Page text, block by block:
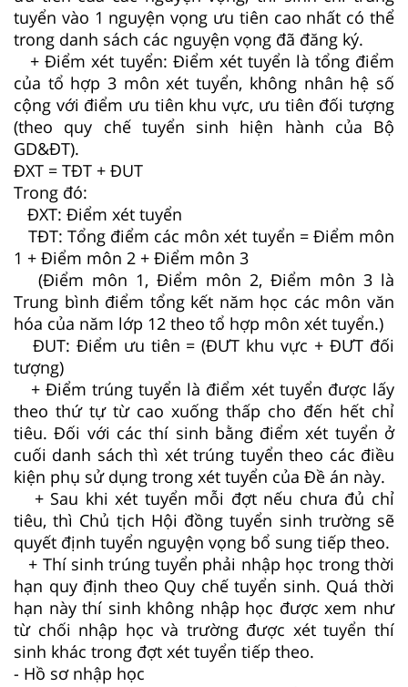
tuyển vào 1 nguyện vọng ưu tiên cao nhất có thể
trong danh sách các nguyện vọng đã đăng ký.
+ Điểm xét tuyển: Điểm xét tuyển là tổng điểm
của tổ hợp 3 môn xét tuyển, không nhân hệ số
cộng với điểm ưu tiên khu vực, ưu tiên đối tượng
(theo quy chế tuyển sinh hiện hành của Bộ
GD&ĐT).
ĐXT = TĐT + ĐUT
Trong đó:
ĐXT: Điểm xét tuyển
TĐT: Tổng điểm các môn xét tuyển = Điểm môn
1 + Điểm môn 2 + Điểm môn 3
(Điểm môn 1, Điểm môn 2, Điểm môn 3 là
Trung bình điểm tổng kết năm học các môn văn
hóa của năm lớp 12 theo tổ hợp môn xét tuyển.)
ĐUT: Điểm ưu tiên = (ĐƯT khu vực + ĐƯT đối
tượng)
+ Điểm trúng tuyển là điểm xét tuyển được lấy
theo thứ tự từ cao xuống thấp cho đến hết chỉ
tiêu. Đối với các thí sinh bằng điểm xét tuyển ở
cuối danh sách thì xét trúng tuyển theo các điều
kiện phụ sử dụng trong xét tuyển của Đề án này.
+ Sau khi xét tuyển mỗi đợt nếu chưa đủ chỉ
tiêu, thì Chủ tịch Hội đồng tuyển sinh trường sẽ
quyết định tuyển nguyện vọng bổ sung tiếp theo.
+ Thí sinh trúng tuyển phải nhập học trong thời
hạn quy định theo Quy chế tuyển sinh. Quá thời
hạn này thí sinh không nhập học được xem như
từ chối nhập học và trường được xét tuyển thí
sinh khác trong đợt xét tuyển tiếp theo.
- Hồ sơ nhập học